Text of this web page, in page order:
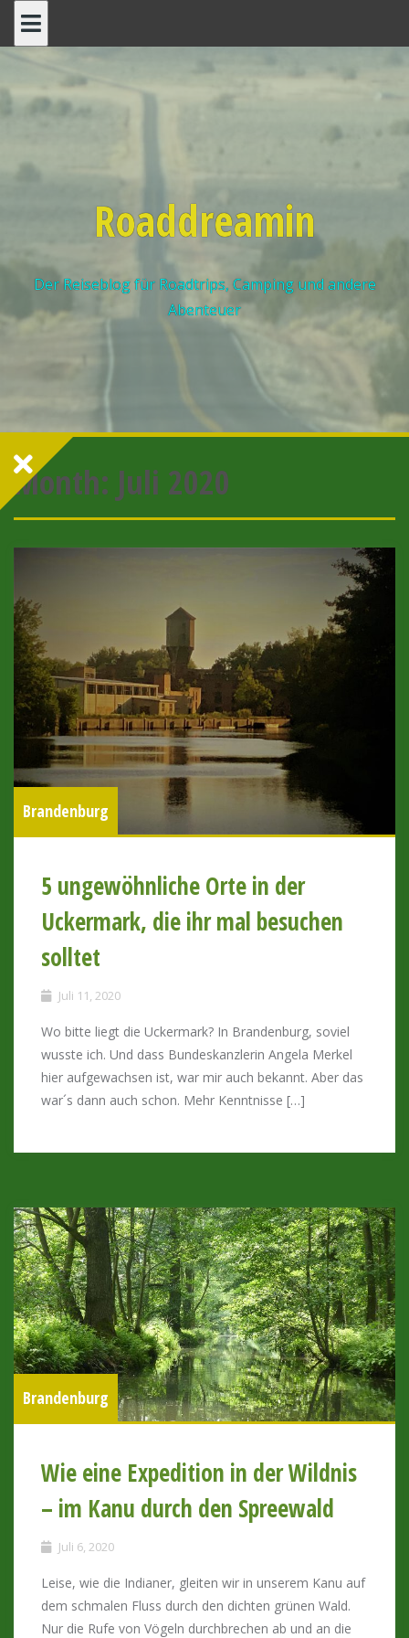
Roaddreamin
Der Reiseblog für Roadtrips, Camping und andere
Abenteuer
Month: Juli 2020
Brandenburg
5 ungewöhnliche Orte in der
Uckermark, die ihr mal besuchen
solltet
Juli 11, 2020
Wo bitte liegt die Uckermark? In Brandenburg, soviel
wusste ich. Und dass Bundeskanzlerin Angela Merkel
hier aufgewachsen ist, war mir auch bekannt. Aber das
war´s dann auch schon. Mehr Kenntnisse […]
Brandenburg
Wie eine Expedition in der Wildnis
– im Kanu durch den Spreewald
Juli 6, 2020
Leise, wie die Indianer, gleiten wir in unserem Kanu auf
dem schmalen Fluss durch den dichten grünen Wald.
Nur die Rufe von Vögeln durchbrechen ab und an die